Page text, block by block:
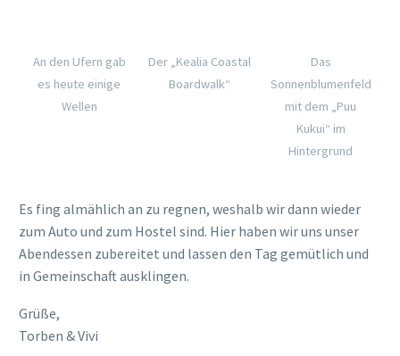
An den Ufern gab
es heute einige
Wellen
Der „Kealia Coastal
Boardwalk“
Das
Sonnenblumenfeld
mit dem „Puu
Kukui“ im
Hintergrund
Es fing almählich an zu regnen, weshalb wir dann wieder
zum Auto und zum Hostel sind. Hier haben wir uns unser
Abendessen zubereitet und lassen den Tag gemütlich und
in Gemeinschaft ausklingen.
Grüße,
Torben & Vivi